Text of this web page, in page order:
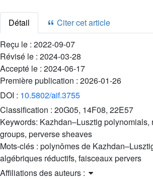
Détail
Citer cet article
Reçu le : 2022-09-07
Révisé le : 2024-03-28
Accepté le : 2024-06-17
Première publication : 2026-01-26
DOI : 10.5802/aif.3755
Classification : 20G05, 14F08, 22E57
Keywords: Kazhdan–Lusztig polynomials,
groups, perverse sheaves
Mots-clés : polynômes de
algébriques réductifs, faisceaux pervers
Affiliations des auteurs :